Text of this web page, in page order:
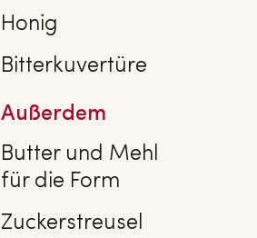
Honig
Bitterkuvertüre
Außerdem
Butter und Mehl
für die Form
Zuckerstreusel